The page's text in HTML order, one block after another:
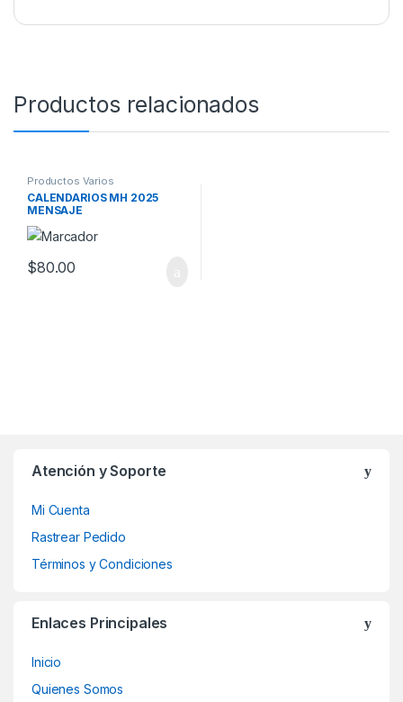
Productos relacionados
Productos Varios
CALENDARIOS MH 2025
MENSAJE
$80.00
Atención y Soporte
Mi Cuenta
Rastrear Pedido
Términos y Condiciones
Enlaces Principales
Inicio
Quienes Somos